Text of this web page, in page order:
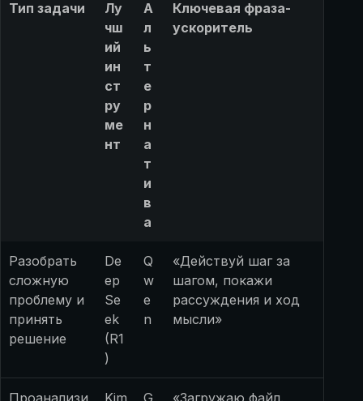
Тип задачи
Лу
чш
ий
ин
ст
ру
ме
нт
А
л
ь
т
е
р
н
а
т
и
в
а
Ключевая фраза-
ускоритель
Разобрать
сложную
проблему и
принять
решение
De
ep
Se
ek
(R1
)
Q
w
e
n
«Действуй шаг за
шагом, покажи
рассуждения и ход
мысли»